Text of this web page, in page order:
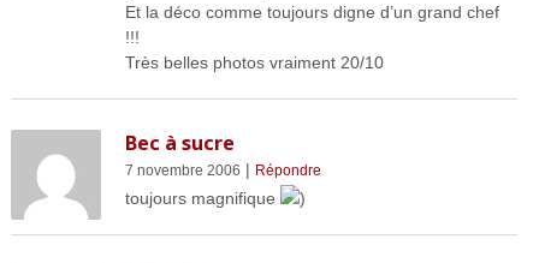
Et la déco comme toujours digne d’un grand chef
!!!
Très belles photos vraiment 20/10
Bec à sucre
7 novembre 2006 | Répondre
toujours magnifique )